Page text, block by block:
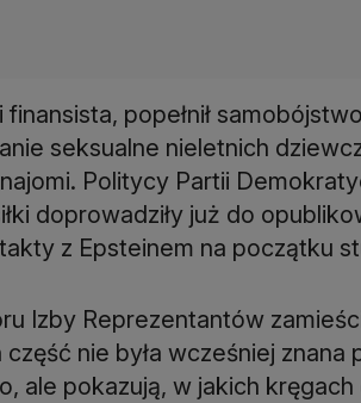
popełnił
seksualne nieletnich
Politycy Partii
doprowadziły już do
z Epsteinem na początku
Izby Reprezentantów
nie była wcześniej znana
ale pokazują, w jakich kręgach